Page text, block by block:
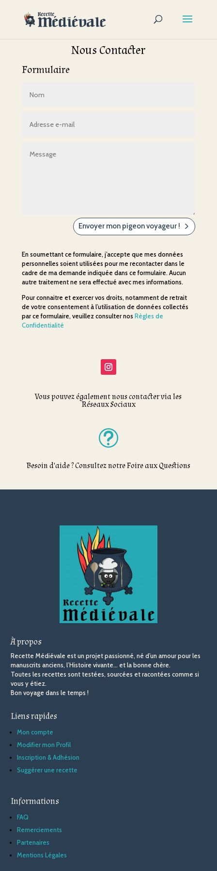
Nous Contacter
Formulaire
Envoyer mon pigeon voyageur !
En soumettant ce formulaire, j’accepte que mes données
personnelles soient utilisées pour me recontacter dans le
cadre de ma demande indiquée dans ce formulaire. Aucun
autre traitement ne sera effectué avec mes informations.
Pour connaitre et exercer vos droits, notamment de retrait
de votre consentement à l’utilisation de données collectés
par ce formulaire, veuillez consulter nos Règles de
Confidentialité
Vous pouvez également nous contacter via les
Réseaux Sociaux
t
Besoin d'aide ? Consultez notre Foire aux Questions
À propos
Recette Médiévale est un projet passionné, né d’un amour pour les
manuscrits anciens, l’Histoire vivante… et la bonne chère.
Toutes les recettes sont testées, sourcées et racontées comme si
vous y étiez.
Bon voyage dans le temps !
Liens rapides
Mon compte
Modifier mon Profil
Inscription & Adhésion
Suggérer une recette
Informations
FAQ
Remerciements
Partenaires
Mentions Légales